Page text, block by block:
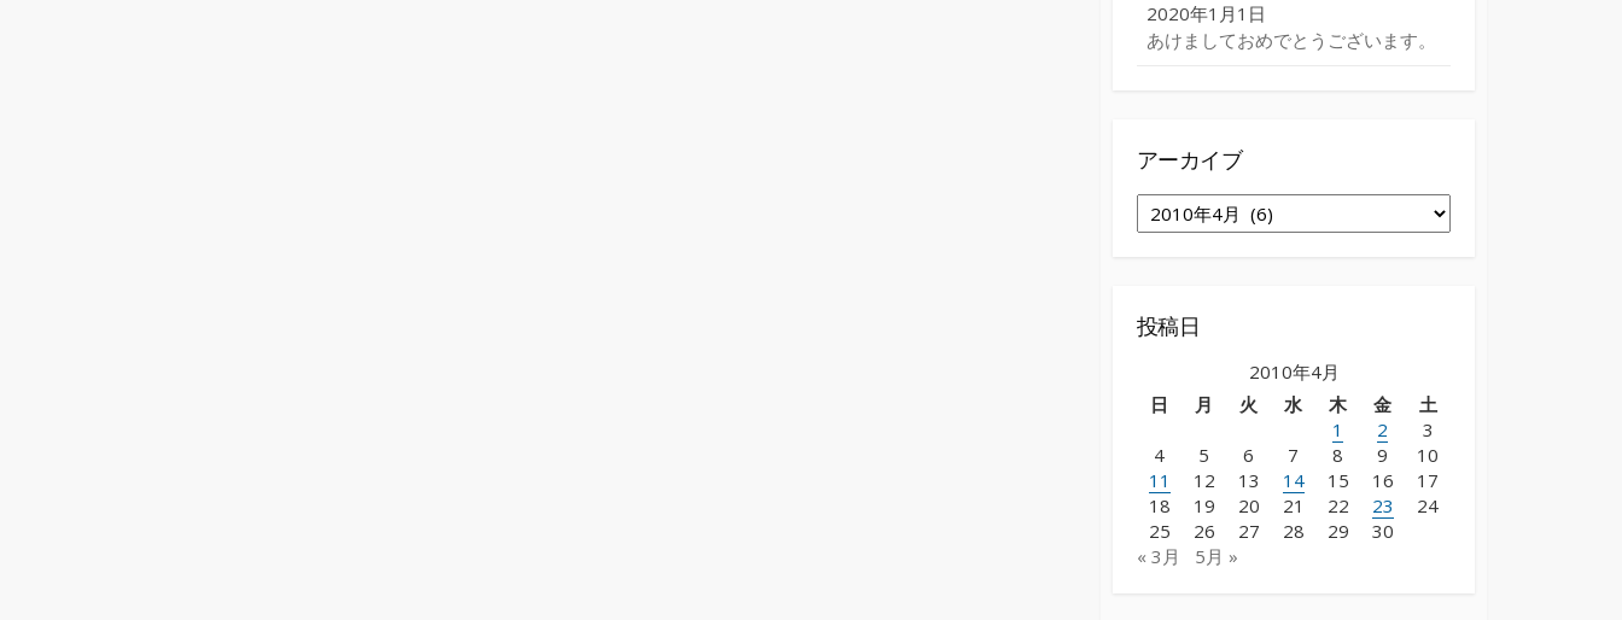
2020年1月1日
あけましておめでとうございます。
アーカイブ
ア
ー
投稿日
2010年4月
日
月 火 水 木 金
土
1
2
3
4
5 6 7 8 9
10
11
12 13 14 15 16
17
18
19 20 21 22 23
24
25
26 27 28 29
30
« 3月
5月 »